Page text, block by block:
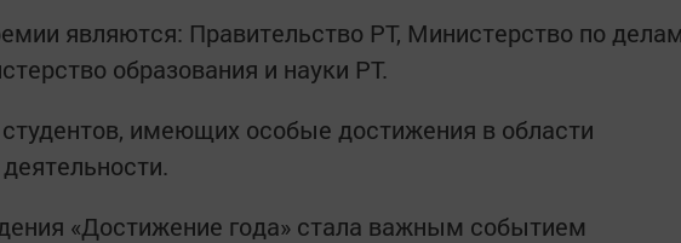
являются: Правительство РТ, Министерство по
образования и науки РТ.
имеющих особые достижения в области
«Достижение года» стала важным событием